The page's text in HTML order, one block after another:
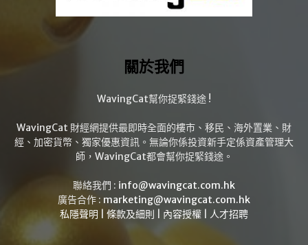
關於我們
WavingCat幫你捉緊錢途 !
WavingCat 財經網提供最即時全面的樓市、移民、海外置業、財
經、加密貨幣、獨家優惠資訊。無論你係投資新手定係資產管理大
師，WavingCat都會幫你捉緊錢途。
聯絡我們 : info@wavingcat.com.hk
廣告合作 : marketing@wavingcat.com.hk
私隱聲明
條款及細則 內容授權 人才招聘